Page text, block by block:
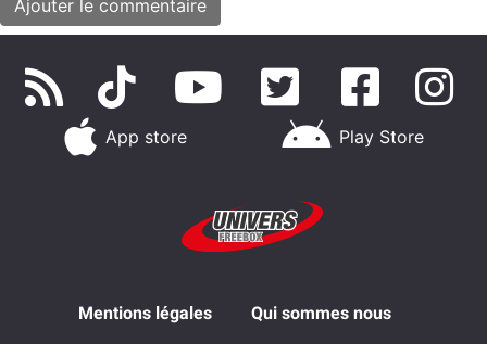
App store Play Store
Mentions légales Qui sommes nous